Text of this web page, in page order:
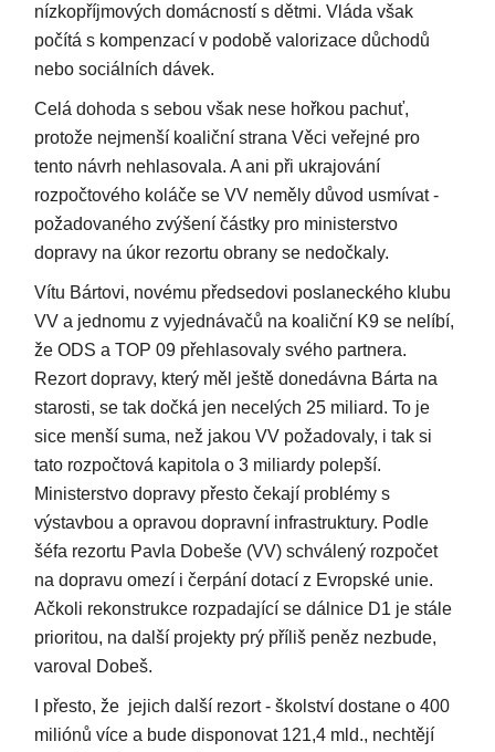
nízkopříjmových domácností s dětmi. Vláda však
počítá s kompenzací v podobě valorizace důchodů
nebo sociálních dávek.
Celá dohoda s sebou však nese hořkou pachuť,
protože nejmenší koaliční strana Věci veřejné pro
tento návrh nehlasovala. A ani při ukrajování
rozpočtového koláče se VV neměly důvod usmívat -
požadovaného zvýšení částky pro ministerstvo
dopravy na úkor rezortu obrany se nedočkaly.
Vítu Bártovi, novému předsedovi poslaneckého klubu
VV a jednomu z vyjednávačů na koaliční K9 se nelíbí,
že ODS a TOP 09 přehlasovaly svého partnera.
Rezort dopravy, který měl ještě donedávna Bárta na
starosti, se tak dočká jen necelých 25 miliard. To je
sice menší suma, než jakou VV požadovaly, i tak si
tato rozpočtová kapitola o 3 miliardy polepší.
Ministerstvo dopravy přesto čekají problémy s
výstavbou a opravou dopravní infrastruktury. Podle
šéfa rezortu Pavla Dobeše (VV) schválený rozpočet
na dopravu omezí i čerpání dotací z Evropské unie.
Ačkoli rekonstrukce rozpadající se dálnice D1 je stále
prioritou, na další projekty prý příliš peněz nezbude,
varoval Dobeš.
I přesto, že jejich další rezort - školství dostane o 400
miliónů více a bude disponovat 121,4 mld., nechtějí